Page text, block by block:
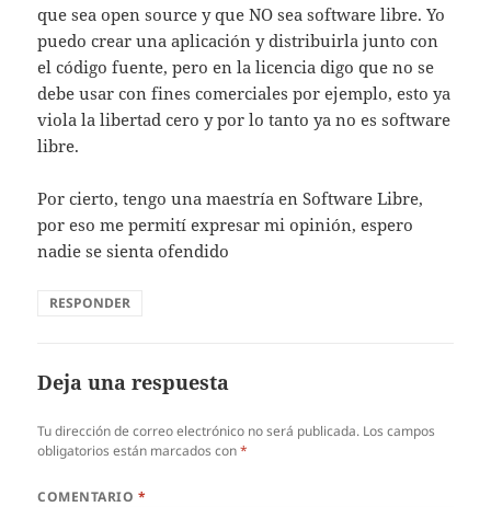
que sea open source y que NO sea software libre. Yo
puedo crear una aplicación y distribuirla junto con
el código fuente, pero en la licencia digo que no se
debe usar con fines comerciales por ejemplo, esto ya
viola la libertad cero y por lo tanto ya no es software
libre.
Por cierto, tengo una maestría en Software Libre,
por eso me permití expresar mi opinión, espero
nadie se sienta ofendido
RESPONDER
Deja una respuesta
Tu dirección de correo electrónico no será publicada. Los campos
obligatorios están marcados con*
COMENTARIO *